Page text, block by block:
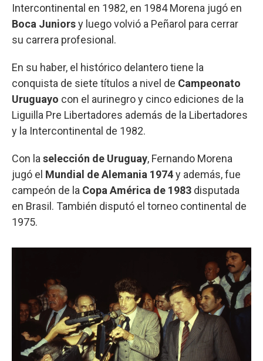
Intercontinental en 1982, en 1984 Morena jugó en
Boca Juniorsy luego volvió a Peñarol para cerrar
su carrera profesional.
En su haber, el histórico delantero tiene la
conquista de siete títulos a nivel de Campeonato
Uruguayo con el aurinegro y cinco ediciones de la
Liguilla Pre Libertadores además de la Libertadores
y la Intercontinental de 1982.
Con la selección de Uruguay, Fernando Morena
jugó el Mundial de Alemania 1974y además, fue
campeón de la Copa América de 1983 disputada
en Brasil. También disputó el torneo continental de
1975.